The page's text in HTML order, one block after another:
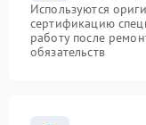
Используются
сертификацию
работу после
обязательств